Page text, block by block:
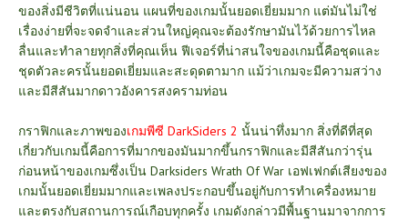
ของสิ่งมีชีวิตที่แน่นอน แผนที่ของเกมนั้นยอดเยี่ยมมาก แต่มันไม่ใช่
เรื่องง่ายที่จะจดจำและส่วนใหญ่คุณจะต้องรักษามันไว้ด้วยการไหล
ลื่นและทำลายทุกสิ่งที่คุณเห็น ฟีเจอร์ที่น่าสนใจของเกมนี้คือชุดและ
ชุดตัวละครนั้นยอดเยี่ยมและสะดุดตามาก แม้ว่าเกมจะมีความสว่าง
และมีสีสันมากดาวอังคารสงครามท่อน
กราฟิกและภาพของเกมพีซี DarkSiders 2 นั้นน่าทึ่งมาก สิ่งที่ดีที่สุด
เกี่ยวกับเกมนี้คือการที่มากของมันมากขึ้นกราฟิกและมีสีสันกว่ารุ่น
ก่อนหน้าของเกมซึ่งเป็น Darksiders Wrath Of War เอฟเฟกต์เสียงของ
เกมนั้นยอดเยี่ยมมากและเพลงประกอบขึ้นอยู่กับการทำเครื่องหมาย
และตรงกับสถานการณ์เกือบทุกครั้ง เกมดังกล่าวมีพื้นฐานมาจากการ